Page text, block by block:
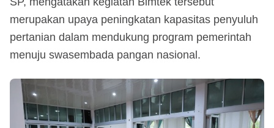
merupakan upaya peningkatan kapasitas penyuluh
pertanian dalam mendukung program pemerintah
menuju swasembada pangan nasional.